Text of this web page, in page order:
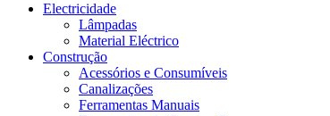
Electricidade
Lâmpadas
Material Eléctrico
Construção
Acessórios e Consumíveis
Canalizações
Ferramentas Manuais